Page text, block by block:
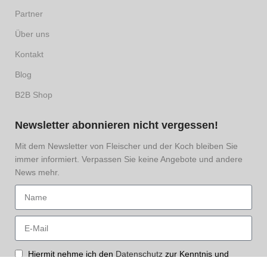
Online kaufen – frisch, kühl,
komfortabel
vakuumverpackt, kühlversendet, sorgfältig ausgewählt. Ideal für
den privaten Grillabend oder die professionelle Küche. Ob
Fazit: Käse, der verbindet
Burger Käse ist mehr als ein Belag – er ist ein Versprechen. An
Geschmack, Textur, Schmelz und Stil. Ob klassischer
Cheeseburger oder kreative Burger-Kunst – mit dem richtigen Käse
wird aus jedem Patty ein Statement. Probier es aus. Und bring
deinen Burger zum Schmelzen.
Partner
Über uns
Kontakt
Blog
B2B Shop
Newsletter abonnieren nicht vergessen!
Mit dem Newsletter von Fleischer und der Koch bleiben Sie
immer informiert. Verpassen Sie keine Angebote und andere
News mehr.
Hiermit nehme ich den Datenschutz zur Kenntnis und